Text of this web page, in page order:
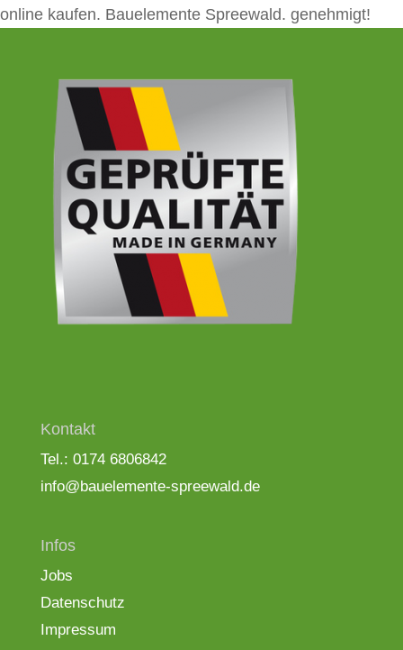
online kaufen. Bauelemente Spreewald. genehmigt!
Kontakt
Tel.: 0174 6806842
info@bauelemente-spreewald.de
Infos
Jobs
Datenschutz
Impressum